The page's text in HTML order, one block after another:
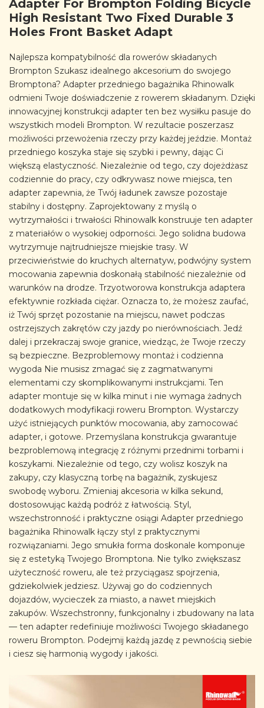
Adapter For Brompton Folding Bicycle
High Resistant Two Fixed Durable 3
Holes Front Basket Adapt
Najlepsza kompatybilność dla rowerów składanych
Brompton Szukasz idealnego akcesorium do swojego
Bromptona? Adapter przedniego bagażnika Rhinowalk
odmieni Twoje doświadczenie z rowerem składanym. Dzięki
innowacyjnej konstrukcji adapter ten bez wysiłku pasuje do
wszystkich modeli Brompton. W rezultacie poszerzasz
możliwości przewożenia rzeczy przy każdej jeździe. Montaż
przedniego koszyka staje się szybki i pewny, dając Ci
większą elastyczność. Niezależnie od tego, czy dojeżdżasz
codziennie do pracy, czy odkrywasz nowe miejsca, ten
adapter zapewnia, że Twój ładunek zawsze pozostaje
stabilny i dostępny. Zaprojektowany z myślą o
wytrzymałości i trwałości Rhinowalk konstruuje ten adapter
z materiałów o wysokiej odporności. Jego solidna budowa
wytrzymuje najtrudniejsze miejskie trasy. W
przeciwieństwie do kruchych alternatyw, podwójny system
mocowania zapewnia doskonałą stabilność niezależnie od
warunków na drodze. Trzyotworowa konstrukcja adaptera
efektywnie rozkłada ciężar. Oznacza to, że możesz zaufać,
iż Twój sprzęt pozostanie na miejscu, nawet podczas
ostrzejszych zakrętów czy jazdy po nierównościach. Jedź
dalej i przekraczaj swoje granice, wiedząc, że Twoje rzeczy
są bezpieczne. Bezproblemowy montaż i codzienna
wygoda Nie musisz zmagać się z zagmatwanymi
elementami czy skomplikowanymi instrukcjami. Ten
adapter montuje się w kilka minut i nie wymaga żadnych
dodatkowych modyfikacji roweru Brompton. Wystarczy
użyć istniejących punktów mocowania, aby zamocować
adapter, i gotowe. Przemyślana konstrukcja gwarantuje
bezproblemową integrację z różnymi przednimi torbami i
koszykami. Niezależnie od tego, czy wolisz koszyk na
zakupy, czy klasyczną torbę na bagażnik, zyskujesz
swobodę wyboru. Zmieniaj akcesoria w kilka sekund,
dostosowując każdą podróż z łatwością. Styl,
wszechstronność i praktyczne osiągi Adapter przedniego
bagażnika Rhinowalk łączy styl z praktycznymi
rozwiązaniami. Jego smukła forma doskonale komponuje
się z estetyką Twojego Bromptona. Nie tylko zwiększasz
użyteczność roweru, ale też przyciągasz spojrzenia,
gdziekolwiek jedziesz. Używaj go do codziennych
dojazdów, wycieczek za miasto, a nawet miejskich
zakupów. Wszechstronny, funkcjonalny i zbudowany na lata
— ten adapter redefiniuje możliwości Twojego składanego
roweru Brompton. Podejmij każdą jazdę z pewnością siebie
i ciesz się harmonią wygody i jakości.